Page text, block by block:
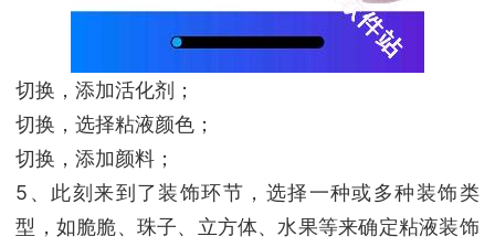
切换，添加活化剂；
切换，选择粘液颜色；
切换，添加颜料；
5、此刻来到了装饰环节，选择一种或多种装饰类
型，如脆脆、珠子、立方体、水果等来确定粘液装饰